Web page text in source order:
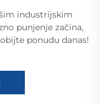
industrijskim
punjenje začina,
ponudu danas!